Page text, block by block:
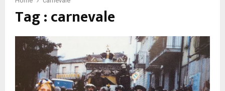
Tag : carnevale